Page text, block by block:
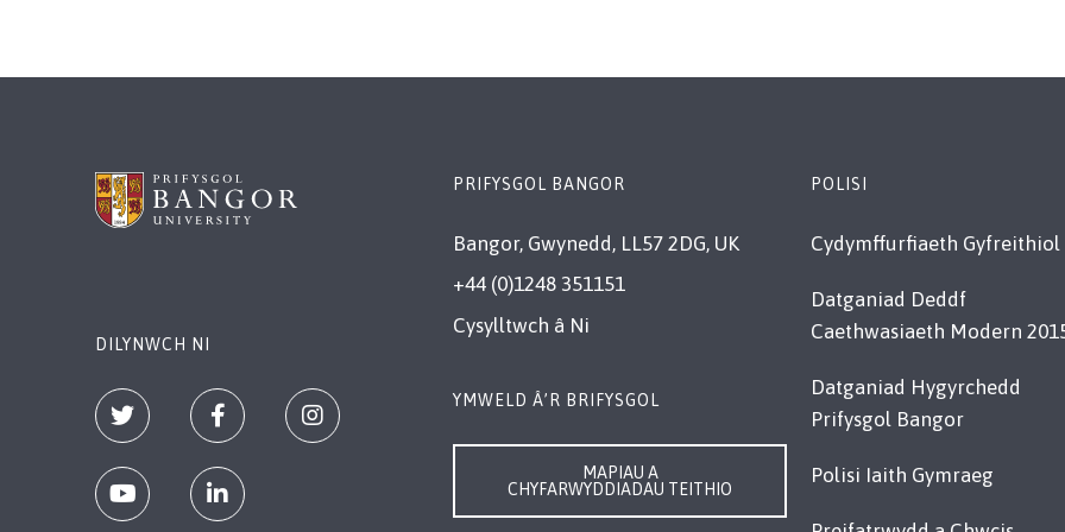
DILYNWCH NI
PRIFYSGOL BANGOR
Bangor, Gwynedd, LL57 2DG, UK
+44 (0)1248 351151
Cysylltwch â Ni
YMWELD Â’R BRIFYSGOL
MAPIAU A
CHYFARWYDDIADAU TEITHIO
POLISI
Cydymffurfiaeth Gyfreithiol
Datganiad Deddf
Caethwasiaeth Modern
Datganiad Hygyrchedd
Prifysgol Bangor
Polisi Iaith Gymraeg